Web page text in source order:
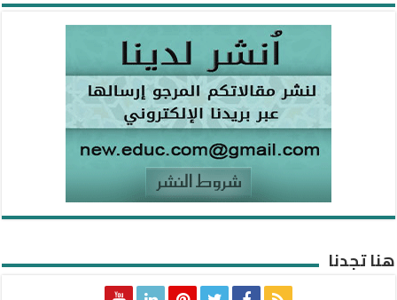
هنا تجدنا